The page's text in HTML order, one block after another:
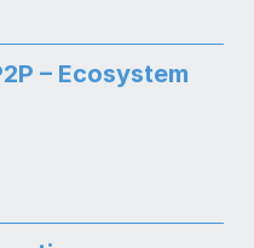
– Ecosystem